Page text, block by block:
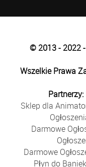
© 2013 - 2022 -
Wszelkie Prawa
Partnerzy:
Sklep dla
Darmowe
Darmowe
Płyn do Baniek